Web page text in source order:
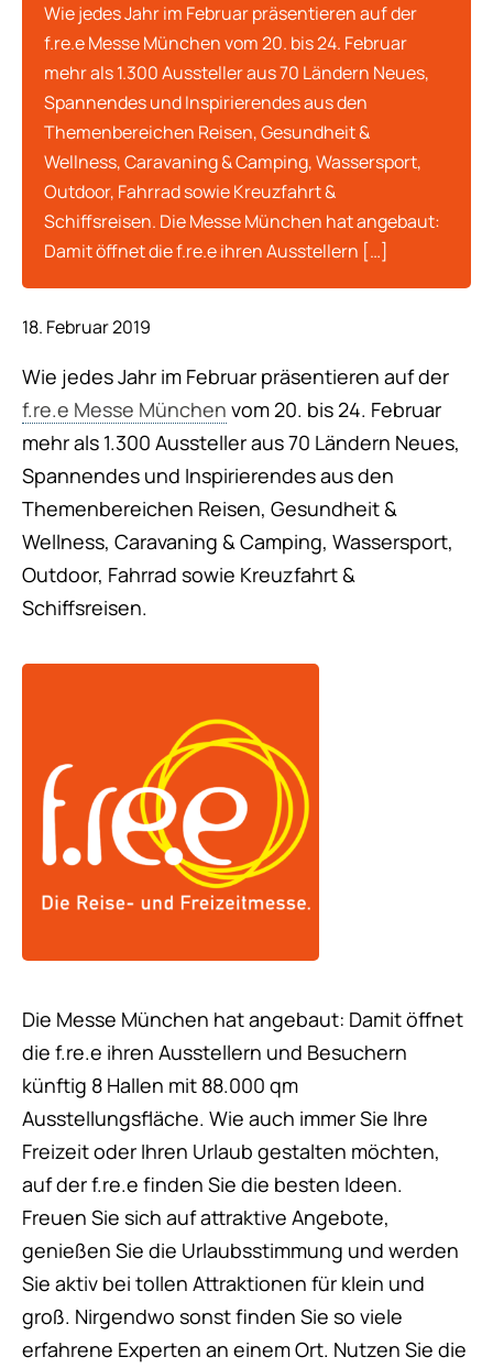
Wie jedes Jahr im Februar präsentieren auf der
f.re.e Messe München vom 20. bis 24. Februar
mehr als 1.300 Aussteller aus 70 Ländern Neues,
Spannendes und Inspirierendes aus den
Themenbereichen Reisen, Gesundheit &
Wellness, Caravaning & Camping, Wassersport,
Outdoor, Fahrrad sowie Kreuzfahrt &
Schiffsreisen. Die Messe München hat angebaut:
Damit öffnet die f.re.e ihren Ausstellern […]
18. Februar 2019
Wie jedes Jahr im Februar präsentieren auf der
f.re.e Messe München vom 20. bis 24. Februar
mehr als 1.300 Aussteller aus 70 Ländern Neues,
Spannendes und Inspirierendes aus den
Themenbereichen Reisen, Gesundheit &
Wellness, Caravaning & Camping, Wassersport,
Outdoor, Fahrrad sowie Kreuzfahrt &
Schiffsreisen.
Die Messe München hat angebaut: Damit öffnet
die f.re.e ihren Ausstellern und Besuchern
künftig 8 Hallen mit 88.000 qm
Ausstellungsfläche. Wie auch immer Sie Ihre
Freizeit oder Ihren Urlaub gestalten möchten,
auf der f.re.e finden Sie die besten Ideen.
Freuen Sie sich auf attraktive Angebote,
genießen Sie die Urlaubsstimmung und werden
Sie aktiv bei tollen Attraktionen für klein und
groß. Nirgendwo sonst finden Sie so viele
erfahrene Experten an einem Ort. Nutzen Sie die